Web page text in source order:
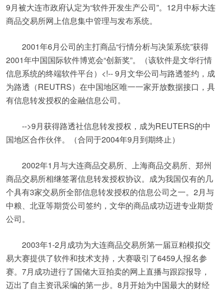
9月被大连市政府认定为“软件开发生产公司”。12月中标大连
商品交易所网上信息集中管理与发布系统。
2001年6月公司的主打商品“行情分析与决策系统”获得
2001年中国国际软件博览会“创新奖”。（该软件是文华行情
信息系统的终端软件平台）<!-- 9月文华公司与路透签约，成
为路透（REUTRS）在中国地区唯一一家开放数据接口，具
有信息转发授权的金融信息公司。
-->9月获得路透社信息转发授权，成为REUTERS的中
国地区合作伙伴。（合同于2004年9月到期终止）
2002年1月与大连商品交易所、上海商品交易所、郑州
商品交易所相继签署信息转发授权协议。成为我国仅有的几
个具有3家交易所全部信息转发授权的信息公司之一。2月与
中粮、北亚等期货公司签约，文华的商品成功迈进专业期货
公司。
2003年1-2月成功为大连商品交易所第一届豆粕模拟交
易大赛提供了软件和技术支持，大赛吸引了6459人报名参
赛。7月成功进行了国储大豆拍卖的网上直播与跟踪报导，
迈出了自主资讯采编的第一步。8月开始为中国最大的财经